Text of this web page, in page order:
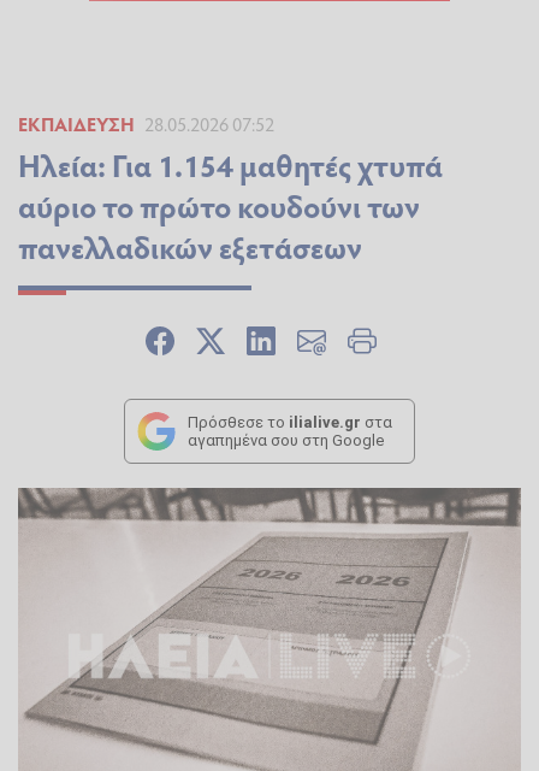
ΕΚΠΑΊΔΕΥΣΗ 28.05.2026 07:52
Ηλεία: Για 1.154 μαθητές χτυπά
αύριο το πρώτο κουδούνι των
πανελλαδικών εξετάσεων
Πρόσθεσε το ilialive.gr στα
αγαπημένα σου στη Google